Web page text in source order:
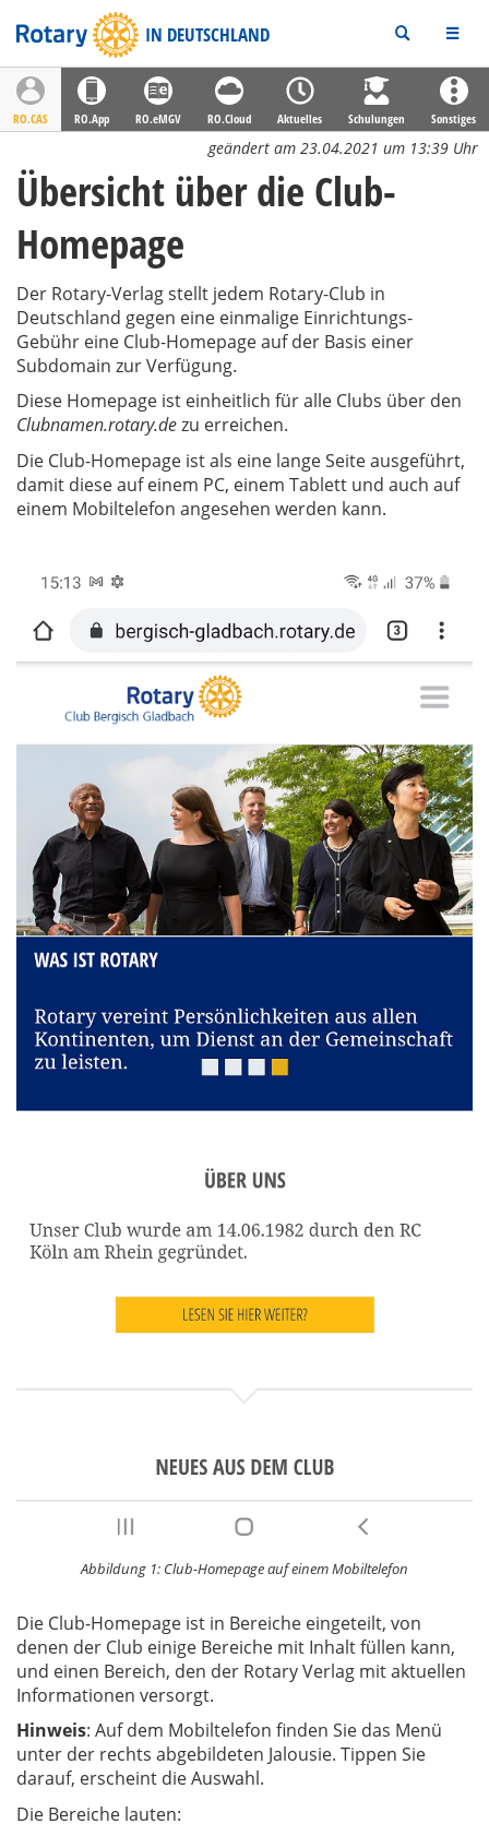
Rotary
IN DEUTSCHLAND
RO.CAS RO.App RO.eMGV RO.Cloud Aktuelles Schulungen Sonstiges
geändert am 23.04.2021 um 13:39 Uhr
Übersicht über die Club-
Homepage
Der Rotary-Verlag stellt jedem Rotary-Club in
Deutschland gegen eine einmalige Einrichtungs-
Gebühr eine Club-Homepage auf der Basis einer
Subdomain zur Verfügung.
Diese Homepage ist einheitlich für alle Clubs über den
Clubnamen.rotary.dezu erreichen.
Die Club-Homepage ist als eine lange Seite ausgeführt,
damit diese auf einem PC, einem Tablett und auch auf
einem Mobiltelefon angesehen werden kann.
Abbildung 1: Club-Homepage auf einem Mobiltelefon
Die Club-Homepage ist in Bereiche eingeteilt, von
denen der Club einige Bereiche mit Inhalt füllen kann,
und einen Bereich, den der Rotary Verlag mit aktuellen
Informationen versorgt.
Hinweis: Auf dem Mobiltelefon finden Sie das Menü
unter der rechts abgebildeten Jalousie. Tippen Sie
darauf, erscheint die Auswahl.
Die Bereiche lauten: